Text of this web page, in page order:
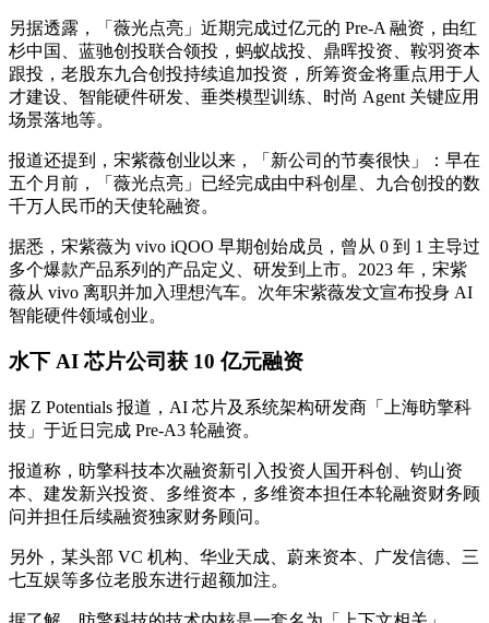
另据透露，「薇光点亮」近期完成过亿元的 Pre-A 融资，由红
杉中国、蓝驰创投联合领投，蚂蚁战投、鼎晖投资、鞍羽资本
跟投，老股东九合创投持续追加投资，所筹资金将重点用于人
才建设、智能硬件研发、垂类模型训练、时尚 Agent 关键应用
场景落地等。
报道还提到，宋紫薇创业以来，「新公司的节奏很快」：早在
五个月前，「薇光点亮」已经完成由中科创星、九合创投的数
千万人民币的天使轮融资。
据悉，宋紫薇为 vivo iQOO 早期创始成员，曾从 0 到 1 主导过
多个爆款产品系列的产品定义、研发到上市。2023 年，宋紫
薇从 vivo 离职并加入理想汽车。次年宋紫薇发文宣布投身 AI
智能硬件领域创业。
水下 AI 芯片公司获 10 亿元融资
据 Z Potentials 报道，AI 芯片及系统架构研发商「上海昉擎科
技」于近日完成 Pre-A3 轮融资。
报道称，昉擎科技本次融资新引入投资人国开科创、钧山资
本、建发新兴投资、多维资本，多维资本担任本轮融资财务顾
问并担任后续融资独家财务顾问。
另外，某头部 VC 机构、华业天成、蔚来资本、广发信德、三
七互娱等多位老股东进行超额加注。